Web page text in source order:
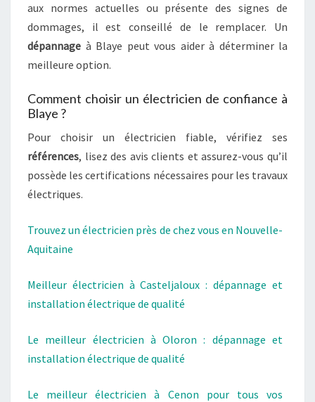
aux normes actuelles ou présente des signes de
dommages, il est conseillé de le remplacer. Un
dépannage à Blaye peut vous aider à déterminer la
meilleure option.
Comment choisir un électricien de confiance à
Blaye ?
Pour choisir un électricien fiable, vérifiez ses
références, lisez des avis clients et assurez-vous qu’il
possède les certifications nécessaires pour les travaux
électriques.
Trouvez un électricien près de chez vous en Nouvelle-
Aquitaine
Meilleur électricien à Casteljaloux : dépannage et
installation électrique de qualité
Le meilleur électricien à Oloron : dépannage et
installation électrique de qualité
Le meilleur électricien à Cenon pour tous vos